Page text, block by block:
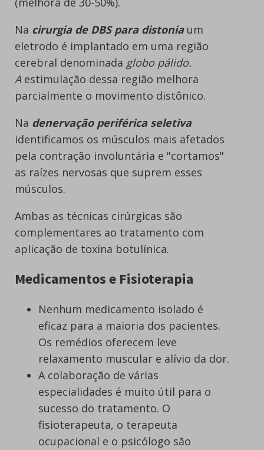
Na cirurgia de DBSpara distoniaum
eletrodo é implantado em uma região
cerebral denominada globo pálido.
Aestimulação dessa região melhora
parcialmente o movimento distônico.
Na denervação periférica seletiva
identificamos os músculos mais afetados
pela contração involuntária e "cortamos"
as raízes nervosas que suprem esses
músculos.
Ambas as técnicas cirúrgicas são
complementares ao tratamento com
aplicação de toxina botulínica.
Medicamentos e Fisioterapia
Nenhum medicamento isolado é
eficaz para a maioria dos pacientes.
Os remédios oferecem leve
relaxamento muscular e alívio da dor.
A colaboração de várias
especialidades é muito útil para o
sucesso do tratamento. O
fisioterapeuta, o terapeuta
ocupacional e o psicólogo são